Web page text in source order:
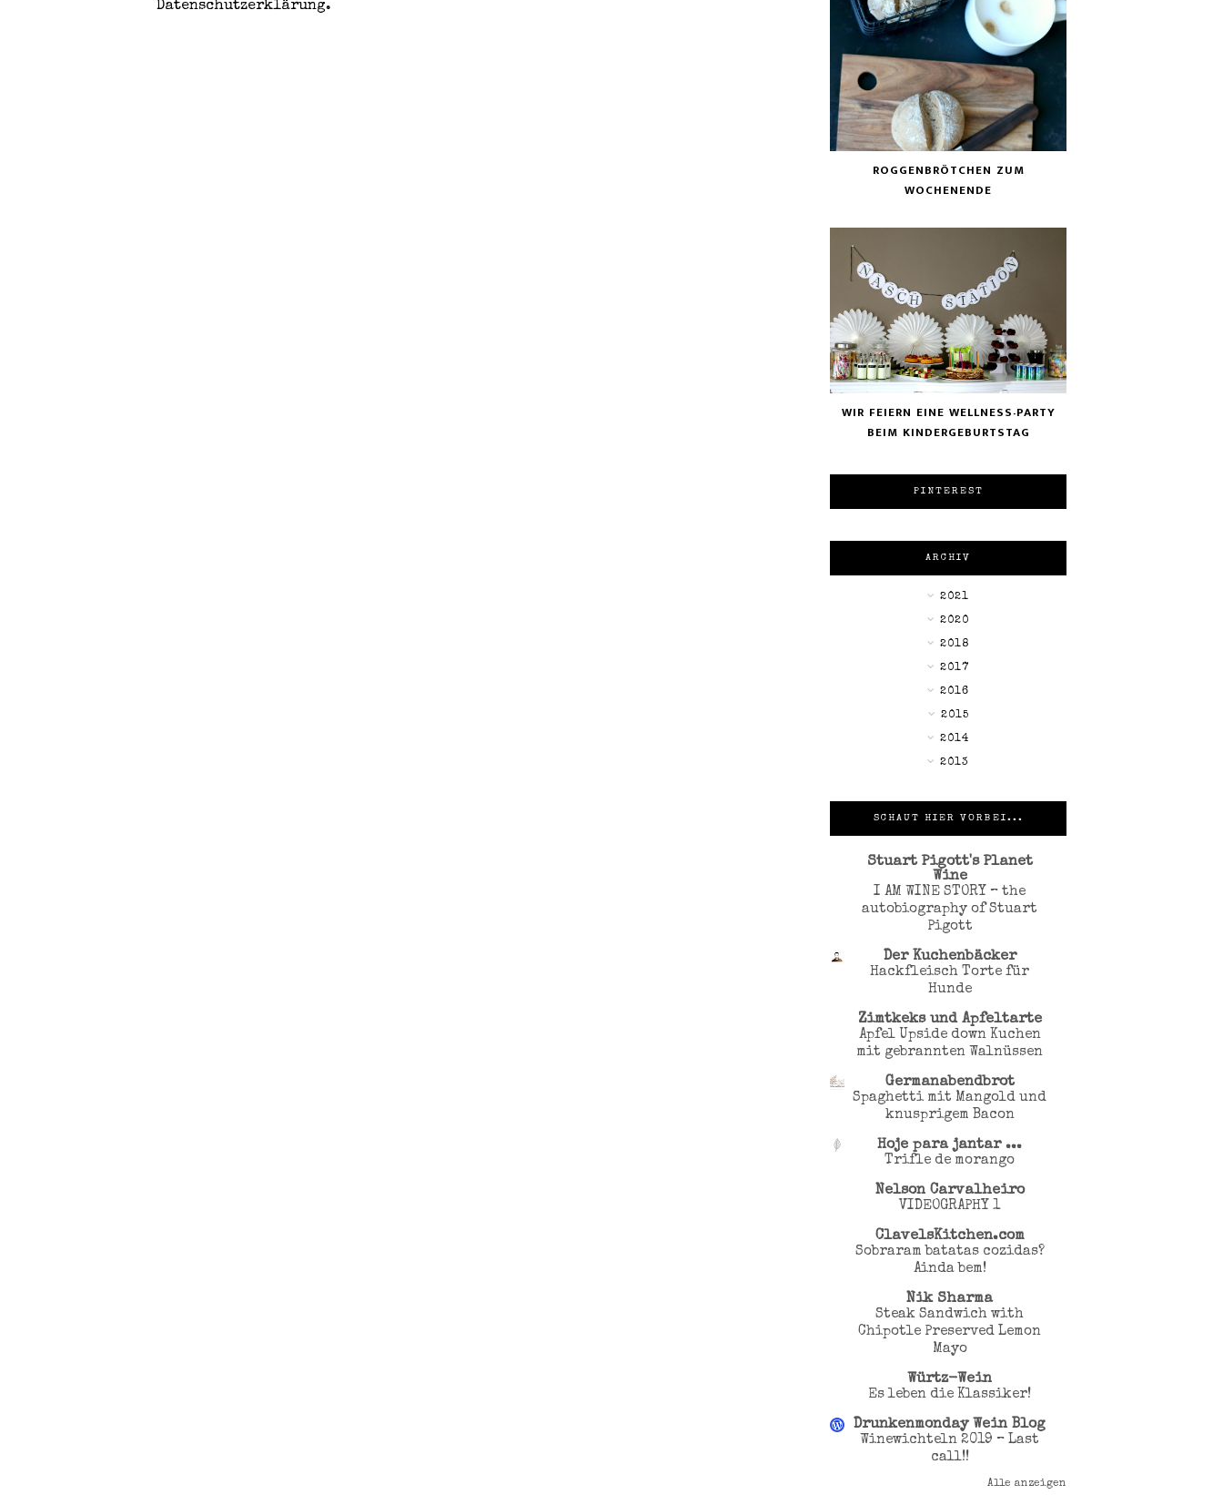
Datenschutzerklärung.
ROGGENBRÖTCHEN ZUM
WOCHENENDE
WIR FEIERN EINE WELLNESS-PARTY
BEIM KINDERGEBURTSTAG
PINTEREST
ARCHIV
►2021
►2020
►2018
►2017
►2016
►2015
▼2014
►2013
SCHAUT HIER VORBEI...
Stuart Pigott's Planet
Wine
I AM WINE STORY – the
autobiography of Stuart
Pigott
Der Kuchenbäcker
Hackfleisch Torte für
Hunde
Zimtkeks und Apfeltarte
Apfel Upside down Kuchen
mit gebrannten Walnüssen
Germanabendbrot
Spaghetti mit Mangold und
knusprigem Bacon
Hoje para jantar ...
Trifle de morango
Nelson Carvalheiro
VIDEOGRAPHY 1
ClavelsKitchen.com
Sobraram batatas cozidas?
Ainda bem!
Nik Sharma
Steak Sandwich with
Chipotle Preserved Lemon
Mayo
Würtz-Wein
Es leben die Klassiker!
Drunkenmonday Wein Blog
Winewichteln 2019 – Last
call!!
Alle anzeigen